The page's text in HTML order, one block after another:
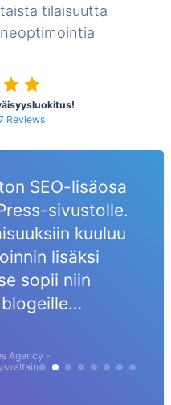
tilaisuutta
Reviews
SEO-lisäosa
sivustolle.
kuuluu
lisäksi
sopii niin
Agency -